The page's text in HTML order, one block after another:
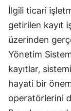
İlgili ticari
getirilen kayıt
üzerinden
Yönetim
kayıtlar,
hayati bir
operatörlerini